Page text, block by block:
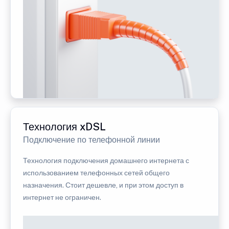
Технология xDSL
Подключение по телефонной линии
Технология подключения домашнего интернета с
использованием телефонных сетей общего
назначения. Стоит дешевле, и при этом доступ в
интернет не ограничен.